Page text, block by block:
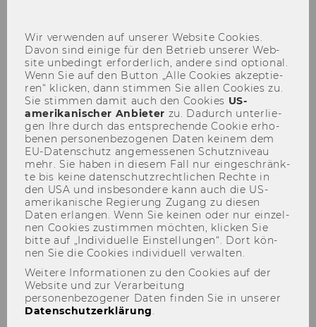
Semesteropening am
11.03.2010
Wir ver­wen­den auf un­se­rer Web­site Coo­kies.
Davon sind ei­ni­ge für den Be­trieb un­se­rer Web­
site un­be­dingt er­for­der­lich, an­de­re sind op­tio­nal.
Wenn Sie auf den But­ton „Alle Coo­kies ak­zep­tie­
ren“ kli­cken, dann stim­men Sie allen Coo­kies zu.
Sie stim­men damit auch den Coo­kies US-​
amerikanischer An­bie­ter zu. Da­durch un­ter­lie­
gen Ihre durch das ent­spre­chen­de Coo­kie er­ho­
be­nen per­so­nen­be­zo­ge­nen Daten kei­nem dem
EU-​Datenschutz an­ge­mes­se­nen Schutz­ni­veau
mehr. Sie haben in die­sem Fall nur ein­ge­schränk­
te bis keine da­ten­schutz­recht­li­chen Rech­te in
den USA und ins­be­son­de­re kann auch die US-​
amerikanische Re­gie­rung Zu­gang zu die­sen
Daten er­lan­gen. Wenn Sie kei­nen oder nur ein­zel­
nen Coo­kies zu­stim­men möch­ten, kli­cken Sie
bitte auf „In­di­vi­du­el­le Ein­stel­lun­gen“. Dort kön­
nen Sie die Coo­kies in­di­vi­du­ell ver­wal­ten.
Weitere Informationen zu den Cookies auf der
Website und zur Verarbeitung
personenbezogener Daten finden Sie in unserer
Datenschutzerklärung